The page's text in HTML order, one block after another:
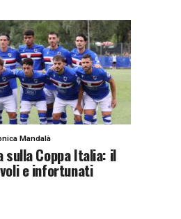
Mandalà
sulla Coppa Italia: il
e infortunati